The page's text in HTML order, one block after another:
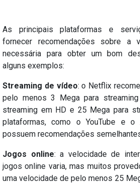
As principais plataformas e
fornecer recomendações sobre a
necessária para obter um bom
alguns exemplos:
Streaming de vídeo: o Netflix
pelo menos 3 Mega para
streaming em HD e 25 Mega para
plataformas, como o YouTube e o
possuem recomendações
Jogos online: a velocidade de
jogos online varia, mas muitos
uma velocidade de pelo menos 25